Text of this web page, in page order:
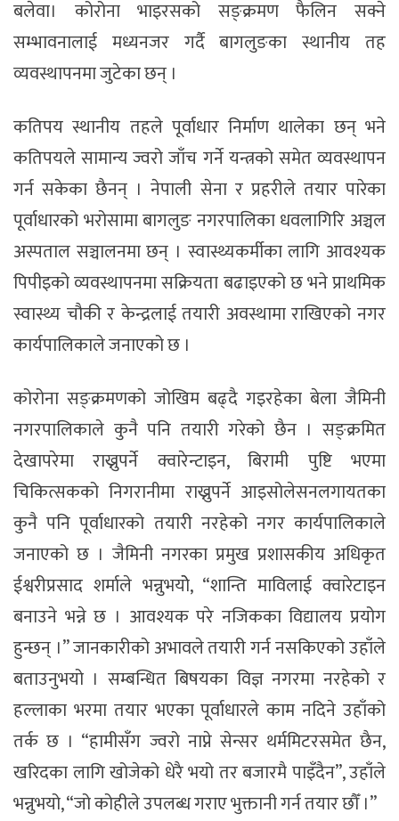
बलेवा। कोरोना भाइरसको सङ्क्रमण फैलिन सक्ने
सम्भावनालाई मध्यनजर गर्दै बागलुङका स्थानीय तह
व्यवस्थापनमा जुटेका छन् ।
कतिपय स्थानीय तहले पूर्वाधार निर्माण थालेका छन् भने
कतिपयले सामान्य ज्वरो जाँच गर्ने यन्त्रको समेत व्यवस्थापन
गर्न सकेका छैनन् । नेपाली सेना र प्रहरीले तयार पारेका
पूर्वाधारको भरोसामा बागलुङ नगरपालिका धवलागिरि अञ्चल
अस्पताल सञ्चालनमा छन् । स्वास्थ्यकर्मीका लागि आवश्यक
पिपीइको व्यवस्थापनमा सक्रियता बढाइएको छ भने प्राथमिक
स्वास्थ्य चौकी र केन्द्रलाई तयारी अवस्थामा राखिएको नगर
कार्यपालिकाले जनाएको छ ।
कोरोना सङ्क्रमणको जोखिम बढ्दै गइरहेका बेला जैमिनी
नगरपालिकाले कुनै पनि तयारी गरेको छैन । सङ्क्रमित
देखापरेमा राख्नुपर्ने क्वारेन्टाइन, बिरामी पुष्टि भएमा
चिकित्सकको निगरानीमा राख्नुपर्ने आइसोलेसनलगायतका
कुनै पनि पूर्वाधारको तयारी नरहेको नगर कार्यपालिकाले
जनाएको छ । जैमिनी नगरका प्रमुख प्रशासकीय अधिकृत
ईश्वरीप्रसाद शर्माले भन्नुभयोे, “शान्ति माविलाई क्वारेटाइन
बनाउने भन्ने छ । आवश्यक परे नजिकका विद्यालय प्रयोग
हुन्छन् ।” जानकारीको अभावले तयारी गर्न नसकिएको उहाँले
बताउनुभयो । सम्बन्धित बिषयका विज्ञ नगरमा नरहेको र
हल्लाका भरमा तयार भएका पूर्वाधारले काम नदिने उहाँको
तर्क छ । “हामीसँग ज्वरो नाप्ने सेन्सर थर्ममिटरसमेत छैन,
खरिदका लागि खोजेको धेरै भयो तर बजारमै पाइँदैन”, उहाँले
भन्नुभयो, “जो कोहीले उपलब्ध गराए भुक्तानी गर्न तयार छौँ ।”